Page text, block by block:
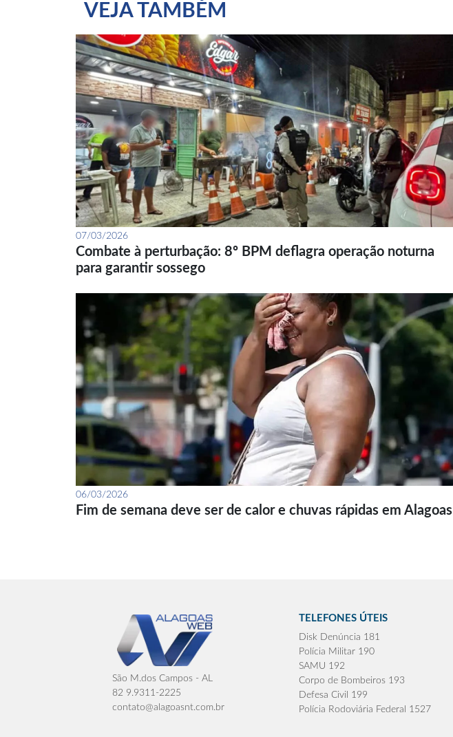
VEJA TAMBÉM
07/03/2026
Combate à perturbação: 8º BPM deflagra operação noturna
para garantir sossego
06/03/2026
Fim de semana deve ser de calor e chuvas rápidas em Alagoas
São M.dos Campos - AL
82 9.9311-2225
contato@alagoasnt.com.br
TELEFONES ÚTEIS
Disk Denúncia 181
Polícia Militar 190
SAMU 192
Corpo de Bombeiros 193
Defesa Civil 199
Polícia Rodoviária Federal 1527